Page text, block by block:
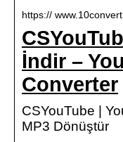
https://
İndir –
Converter
CSYouTube |
MP3 Dönüştür